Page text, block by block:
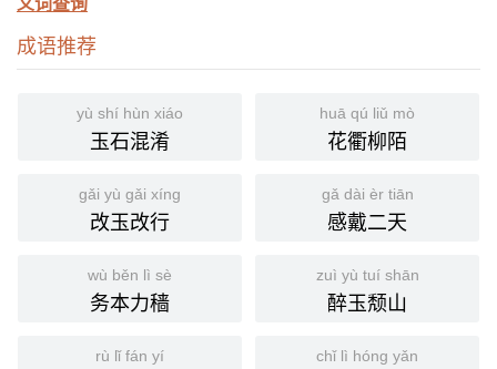
成语推荐
yù shí hùn xiáo
玉石混淆
huā qú liǔ mò
花衢柳陌
gǎi yù gǎi xíng
改玉改行
gǎ dài èr tiān
感戴二天
wù běn lì sè
务本力穑
zuì yù tuí shān
醉玉颓山
rù lǐ fán yí chǐ lì hóng yǎn